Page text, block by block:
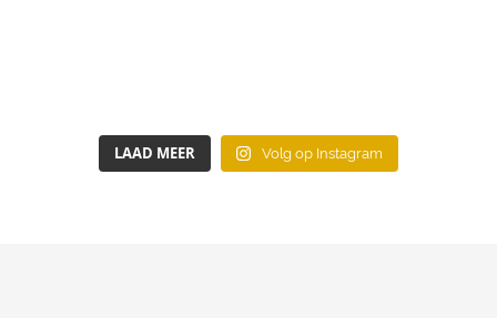
LAAD MEER Volg op Instagram